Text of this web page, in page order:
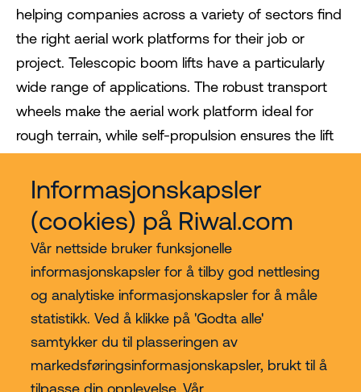
Informasjonskapsler
(cookies) på Riwal.com
Vår nettside bruker funksjonelle
informasjonskapsler for å tilby god nettlesing
og analytiske informasjonskapsler for å måle
statistikk. Ved å klikke på 'Godta alle'
samtykker du til plasseringen av
markedsføringsinformasjonskapsler, brukt til å
tilpasse din opplevelse. Vår
helping companies across a variety of sectors find
the right aerial work platforms for their job or
project. Telescopic boom lifts have a particularly
wide range of applications. The robust transport
wheels make the aerial work platform ideal for
rough terrain, while self-propulsion ensures the lift
Kjøp hos Riwal Norge